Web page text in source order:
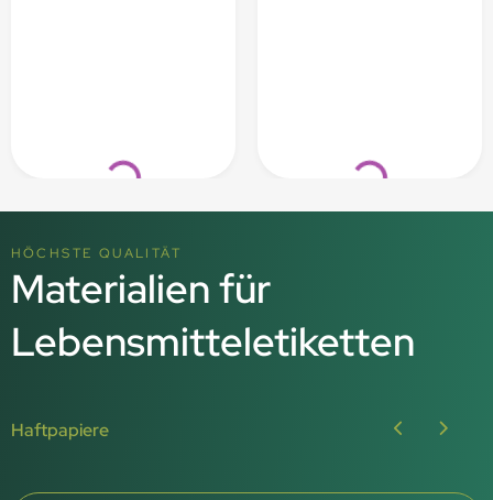
Loading... Loading...
HÖCHSTE QUALITÄT
Materialien für
Lebensmitteletiketten
Haftpapiere